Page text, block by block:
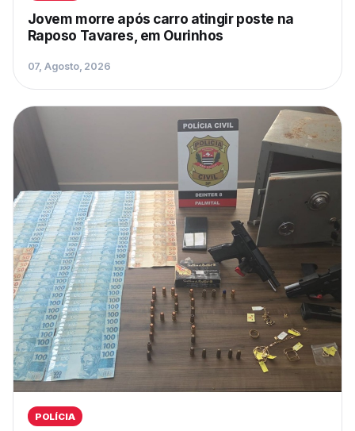
Jovem morre após carro atingir poste na
Raposo Tavares, em Ourinhos
07, Agosto, 2026
POLÍCIA